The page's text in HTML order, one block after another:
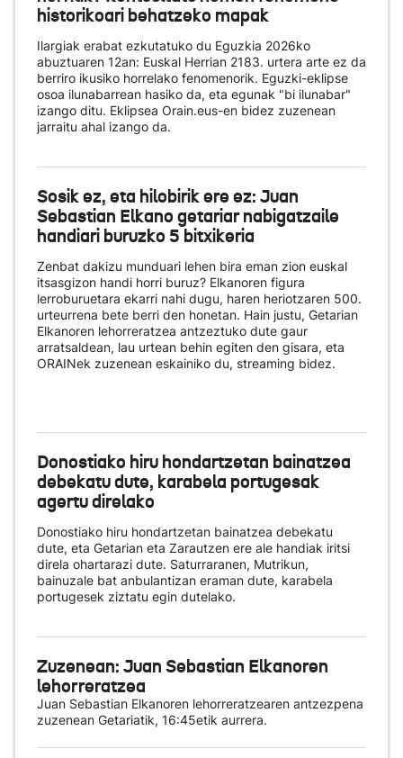
historikoari behatzeko mapak
Ilargiak erabat ezkutatuko du Eguzkia 2026ko
abuztuaren 12an: Euskal Herrian 2183. urtera arte ez da
berriro ikusiko horrelako fenomenorik. Eguzki-eklipse
osoa ilunabarrean hasiko da, eta egunak "bi ilunabar"
izango ditu. Eklipsea Orain.eus-en bidez zuzenean
jarraitu ahal izango da.
Sosik ez, eta hilobirik ere ez: Juan
Sebastian Elkano getariar nabigatzaile
handiari buruzko 5 bitxikeria
Zenbat dakizu munduari lehen bira eman zion euskal
itsasgizon handi horri buruz? Elkanoren figura
lerroburuetara ekarri nahi dugu, haren heriotzaren 500.
urteurrena bete berri den honetan. Hain justu, Getarian
Elkanoren lehorreratzea antzeztuko dute gaur
arratsaldean, lau urtean behin egiten den gisara, eta
ORAINek zuzenean eskainiko du, streaming bidez.
Donostiako hiru hondartzetan bainatzea
debekatu dute, karabela portugesak
agertu direlako
Donostiako hiru hondartzetan bainatzea debekatu
dute, eta Getarian eta Zarautzen ere ale handiak iritsi
direla ohartarazi dute. Saturraranen, Mutrikun,
bainuzale bat anbulantizan eraman dute, karabela
portugesek ziztatu egin dutelako.
Zuzenean: Juan Sebastian Elkanoren
lehorreratzea
Juan Sebastian Elkanoren lehorreratzearen antzezpena
zuzenean Getariatik, 16:45etik aurrera.